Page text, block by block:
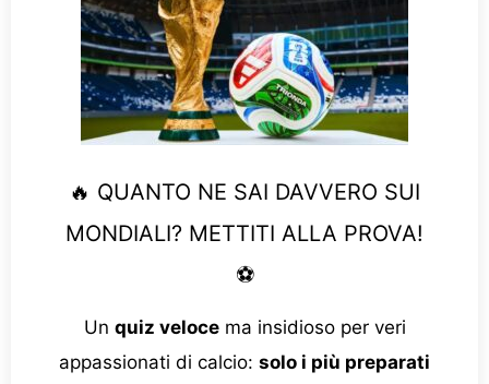
🔥 QUANTO NE SAI DAVVERO SUI
MONDIALI? METTITI ALLA PROVA!
⚽
Un quiz velocema insidioso per veri
appassionati di calcio: solo i più preparati